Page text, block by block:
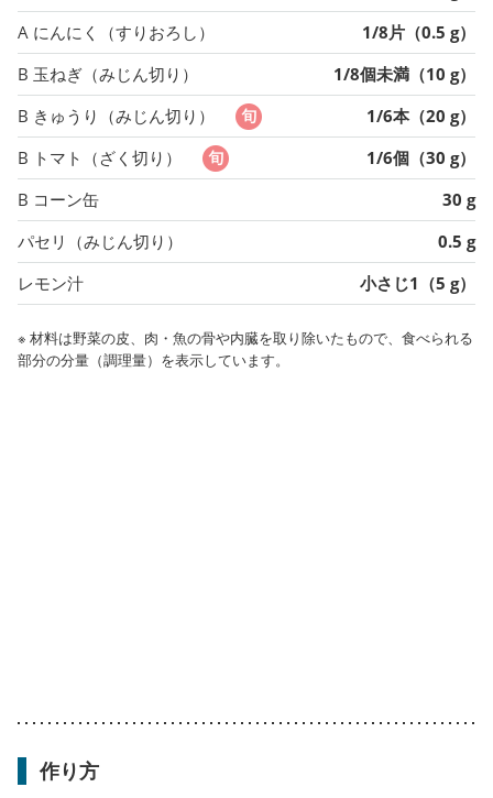
A にんにく（すりおろし）
1/8片（0.5 g）
B 玉ねぎ（みじん切り）
1/8個未満（10 g）
B きゅうり（みじん切り）
1/6本（20 g）
B トマト（ざく切り）
1/6個（30 g）
B コーン缶
30 g
パセリ（みじん切り）
0.5 g
レモン汁
小さじ1（5 g）
※ 材料は野菜の皮、肉・魚の骨や内臓を取り除いたもので、食べられる
部分の分量（調理量）を表示しています。
作り方